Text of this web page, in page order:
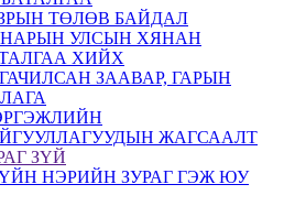
ТӨЛӨВ БАЙДАЛ
УЛСЫН ХЯНАН
ХИЙХ
ЗААВАР, ГАРЫН
ЖАГСААЛТ
ЗҮЙ
НЭРИЙН ЗУРАГ ГЭЖ ЮУ